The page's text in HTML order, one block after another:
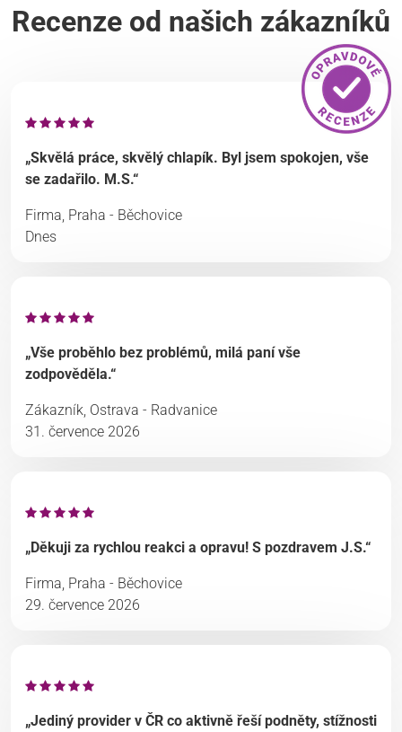
Recenze od našich zákazníků
„Skvělá práce, skvělý chlapík. Byl jsem spokojen, vše
se zadařilo. M.S.“
Firma, Praha - Běchovice
Dnes
„Vše proběhlo bez problémů, milá paní vše
zodpověděla.“
Zákazník, Ostrava - Radvanice
31. července 2026
„Děkuji za rychlou reakci a opravu! S pozdravem J.S.“
Firma, Praha - Běchovice
29. července 2026
„Jediný provider v ČR co aktivně řeší podněty, stížnosti